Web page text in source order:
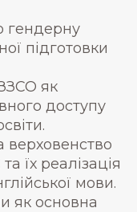
гендерну
підготовки
як
доступу
верховенство
їх реалізація
мови.
як основна